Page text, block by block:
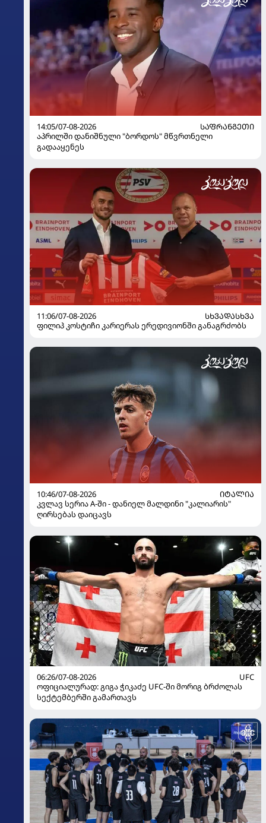
14:05/07-08-2026
ᲡᲐᲤᲠᲐᲜᲒᲔᲗᲘ
აპრილში დანიშნული "ბორდოს" მწვრთნელი
გადააყენეს
11:06/07-08-2026
ᲡᲮᲕᲐᲓᲐᲡᲮᲕᲐ
ფილიპ კოსტიჩი კარიერას ერედივიონში განაგრძობს
10:46/07-08-2026
ᲘᲢᲐᲚᲘᲐ
კვლავ სერია A-ში - დანიელ მალდინი "კალიარის"
ღირსებას დაიცავს
06:26/07-08-2026
UFC
ოფიციალურად: გიგა ჭიკაძე UFC-ში მორიგ ბრძოლას
სექტემბერში გამართავს